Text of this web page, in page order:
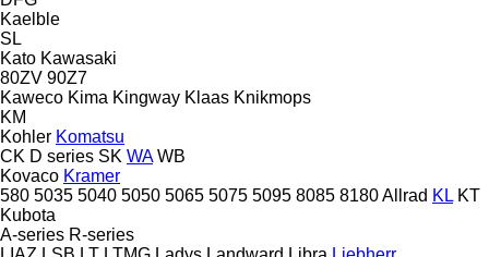
Kaelble
SL
Kato Kawasaki
80ZV 90Z7
Kaweco Kima Kingway Klaas Knikmops
KM
Kohler Komatsu
CK D series SK WA WB
Kovaco Kramer
580 5035 5040 5050 5065 5075 5095 8085 8180Allrad KL KT
Kubota
A-series R-series